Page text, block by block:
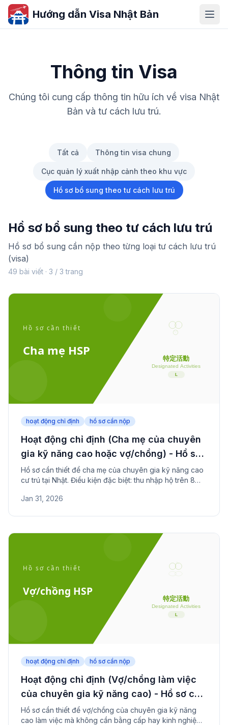
Hướng dẫn Visa Nhật Bản
Thông tin Visa
Chúng tôi cung cấp thông tin hữu ích về visa Nhật
Bản và tư cách lưu trú.
Tất cả Thông tin visa chung
Cục quản lý xuất nhập cảnh theo khu vực
Hồ sơ bổ sung theo tư cách lưu trú
Hồ sơ bổ sung theo tư cách lưu trú
Hồ sơ bổ sung cần nộp theo từng loại tư cách lưu trú
(visa)
49 bài viết · 3 / 3 trang
hoạt động chỉ định hồ sơ cần nộp
Hoạt động chỉ định (Cha mẹ của chuyên
gia kỹ năng cao hoặc vợ/chồng) - Hồ sơ
cần nộp
Hồ sơ cần thiết để cha mẹ của chuyên gia kỹ năng cao
cư trú tại Nhật. Điều kiện đặc biệt: thu nhập hộ trên 8
Jan 31, 2026
hoạt động chỉ định hồ sơ cần nộp
Hoạt động chỉ định (Vợ/chồng làm việc
của chuyên gia kỹ năng cao) - Hồ sơ cần
nộp
Hồ sơ cần thiết để vợ/chồng của chuyên gia kỹ năng
cao làm việc mà không cần bằng cấp hay kinh nghiệm.